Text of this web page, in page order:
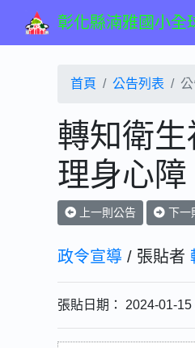
彰化縣湳雅國小全
首頁 公告列表
轉知衛
理身心
上一則公告 下一
政令宣導 / 張貼者
張貼日期： 2024-01-